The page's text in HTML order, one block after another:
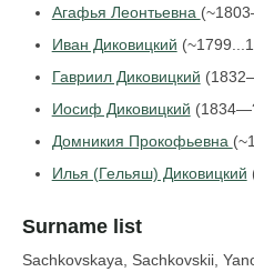
Агафья Леонтьевна
Иван Диковицкий
Гавриил Диковицкий
Иосиф Диковицкий
Домникия Прокофьевна
Илья (Гельяш) Диковицкий
Surname list
Sachkovskaya, Sachkovskii,